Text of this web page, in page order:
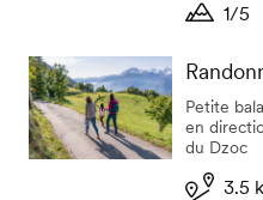
Longueur
1/5
Petite
en
du Dzoc
3.5